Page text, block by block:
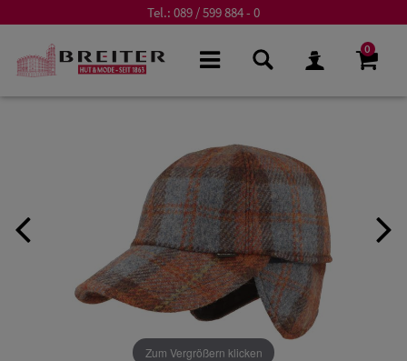
Tel.: 089 / 599 884 - 0
0
Zum Vergrößern klicken